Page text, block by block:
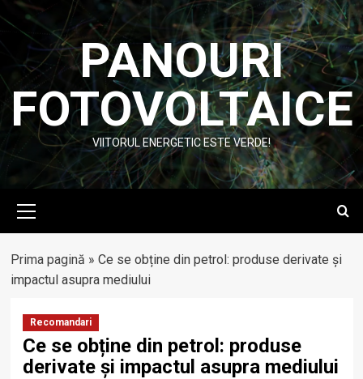
Skip
to
content
PANOURI
FOTOVOLTAICE
VIITORUL ENERGETIC ESTE VERDE!
Menu
Prima pagină » Ce se obține din petrol: produse derivate și
impactul asupra mediului
Recomandari
Ce se obține din petrol: produse
derivate și impactul asupra mediului